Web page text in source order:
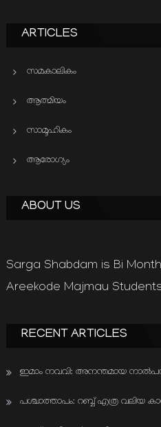
ARTICLES
സമകാലികം
ആത്മിയം
സാമൂഹികം
ആരോഗ്യം
ABOUT US
Sarga Shabdam is Bi
Areekode Majmau
RECENT ARTICLES
ഇമാം നവവി: അനന്തമായ
പശ്ചാത്താപം: റബ്ബ് എത്ര വലിയ